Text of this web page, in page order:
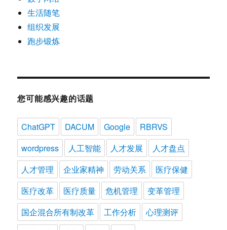
生活随笔
组织发展
跑步锻炼
您可能感兴趣的话题
ChatGPT DACUM Google
RBRVS
wordpress
人工智能 人才发展
人才盘点
人才管理
企业家精神 劳动关系
医疗保健
医疗改革
医疗质量 危机管理
变革管理
国企混合所有制改革
工作分析
心理测评